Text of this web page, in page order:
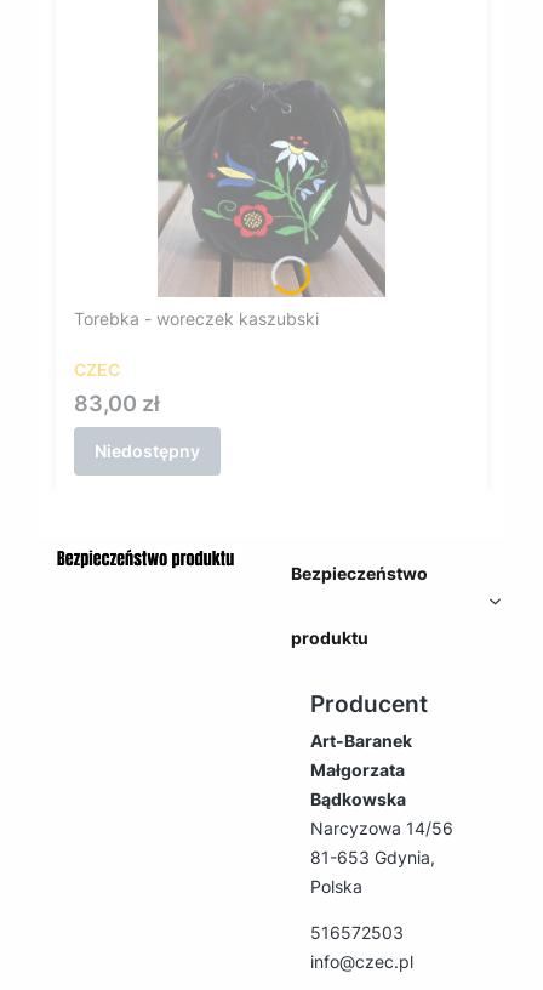
Torebka - woreczek kaszubski
CZEC
Cena
83,00 zł
Niedostępny
Bezpieczeństwo
produktu
Producent
Art-Baranek
Małgorzata
Bądkowska
Narcyzowa 14/56
81-653 Gdynia,
Polska
516572503
info@czec.pl